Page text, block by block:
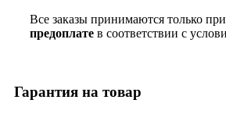
Все заказы принимаются только при
предоплате в соответствии с
Гарантия на товар